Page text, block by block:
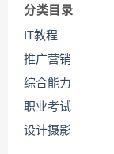
分类目录
IT教程
推广营销
综合能力
职业考试
设计摄影